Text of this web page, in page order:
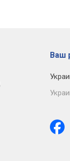
Ваш